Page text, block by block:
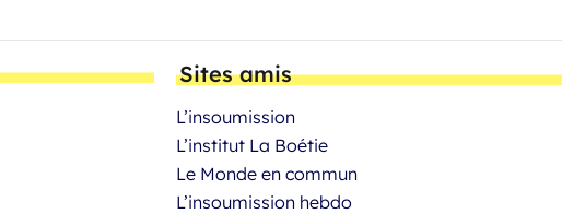
Sites amis
L’insoumission
L’institut La Boétie
Le Monde en commun
L’insoumission hebdo